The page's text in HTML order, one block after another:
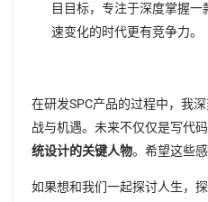
目目标，专注于深度掌握
速变化的时代更有竞争力。
在研发SPC产品的过程中，我
战与机遇。未来不仅仅是写代
统设计的关键人物。希望这些
如果想和我们一起探讨人生，